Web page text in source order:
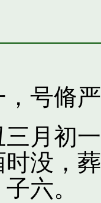
号脩严
月初
没，
六。